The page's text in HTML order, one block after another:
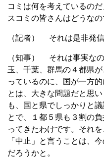
コミは何を考えているの
スコミの皆さんはどうなの
（記者） それは是非発
（知事） それは事実な
玉、千葉、群馬の４都県
っているのに、国が一方
とは、大きな問題だと思
も、国と県でしっかりと
とで、１都５県も３割の
ってきたわけです。それ
「中止」と言うことは、
だろうかと。